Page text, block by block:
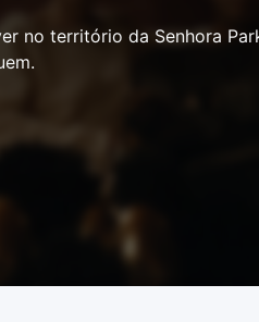
no território da Senhora